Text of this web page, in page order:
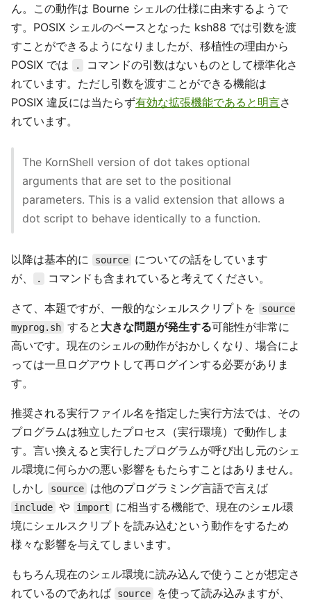
ん。この動作は Bourne シェルの仕様に由来するようで
す。POSIX シェルのベースとなった ksh88 では引数を渡
すことができるようになりましたが、移植性の理由から
POSIX では
.
コマンドの引数はないものとして標準化さ
れています。ただし引数を渡すことができる機能は
POSIX 違反には当たらず有効な拡張機能であると明言さ
れています。
The KornShell version of dot takes optional
arguments that are set to the positional
parameters. This is a valid extension that allows a
dot script to behave identically to a function.
以降は基本的に source
についての話をしています
が、
. コマンドも含まれていると考えてください。
さて、本題ですが、一般的なシェルスクリプトを
source
myprog.sh すると 大きな問題が発生する可能性が非常に
高いです。現在のシェルの動作がおかしくなり、場合によ
っては一旦ログアウトして再ログインする必要がありま
す。
推奨される実行ファイル名を指定した実行方法では、その
プログラムは独立したプロセス（実行環境）で動作しま
す。言い換えると実行したプログラムが呼び出し元のシェ
ル環境に何らかの悪い影響をもたらすことはありません。
しかし
source は他のプログラミング言語で言えば
include や import
に相当する機能で、現在のシェル環
境にシェルスクリプトを読み込むという動作をするため
様々な影響を与えてしまいます。
もちろん現在のシェル環境に読み込んで使うことが想定さ
れているのであれば
source
を使って読み込みますが、